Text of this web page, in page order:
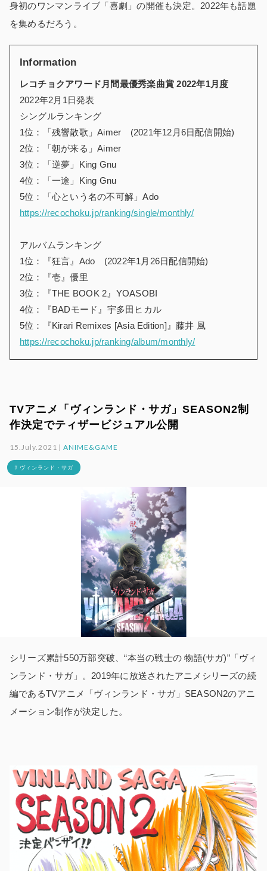
身初のワンマンライブ 「喜劇」の開催も決定。2022年も話題
を集めるだろう。
Information
レコチョクアワード月間最優秀楽曲賞 2022年1月度
2022年2月1日発表
シングルランキング
1位：「残響散歌」Aimer (2021年12月6日配信開始)
2位：「朝が来る」Aimer
3位：「逆夢」King Gnu
4位：「一途」King Gnu
5位：「心という名の不可解」Ado
https://recochoku.jp/ranking/single/monthly/
アルバムランキング
1位：『狂言』Ado (2022年1月26日配信開始)
2位：『壱』優里
3位：『THE BOOK 2』YOASOBI
4位：『BADモード』宇多田ヒカル
5位：『Kirari Remixes [Asia Edition]』藤井 風
https://recochoku.jp/ranking/album/monthly/
TVアニメ「ヴィンランド・サガ」SEASON2制
作決定でティザービジュアル公開
15.July.2021 |ANIME&GAME
# ヴィンランド・サガ
シリーズ累計550万部突破、“本当の戦士の 物語(サガ)”「ヴィ
ンランド・サガ」。2019年に放送されたアニメシリーズの続
編であるTVアニメ「ヴィンランド・サガ」SEASON2のアニ
メーション制作が決定した。